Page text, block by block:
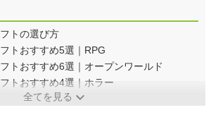
トの選び方
トおすすめ5選｜RPG
トおすすめ6選｜オープンワールド
トおすすめ4選｜ホラー
全てを見る